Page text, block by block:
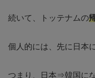
続いて、トッテナムの
個人的には、先に日本
つまり、日本⇒韓国に